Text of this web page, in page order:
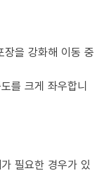
을 강화해 이동 중
를 크게 좌우합니
필요한 경우가 있